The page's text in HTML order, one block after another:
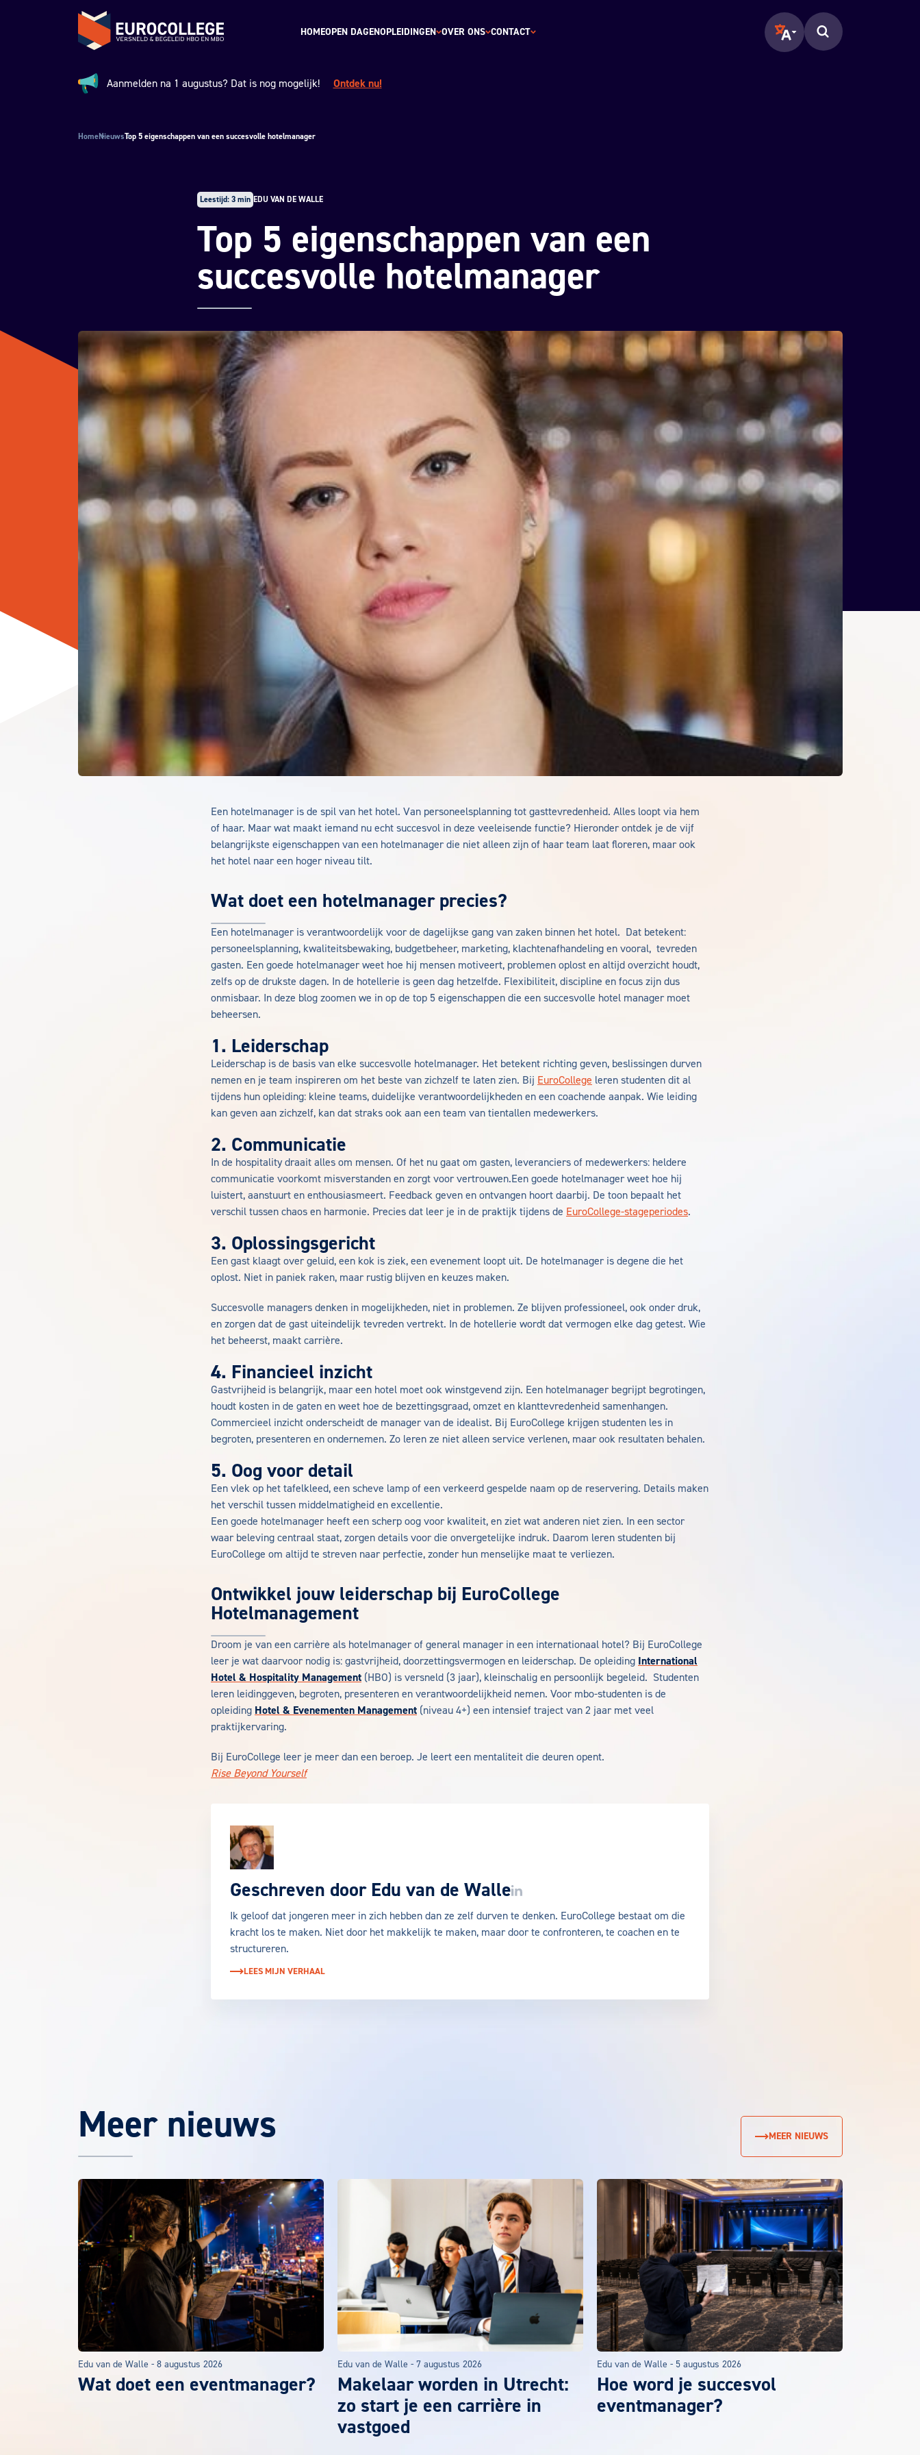
Spring naar hoofdinhoudTerug naar de homepage
HOMEOPEN DAGENOPLEIDINGEN OVER ONS CONTACT Translate page to another
Zoeken op de pagina.
Aankondiging:
Aanmelden na 1 augustus? Dat is nog mogelijk! Ontdek nu!
HomeNieuwsTop 5 eigenschappen van een succesvolle hotelmanager
Leestijd: 3 min EDU VAN DE WALLE
Top 5 eigenschappen van een
succesvolle hotelmanager
Een hotelmanager is de spil van het hotel. Van personeelsplanning tot gasttevredenheid. Alles loopt via hem
of haar. Maar wat maakt iemand nu echt succesvol in deze veeleisende functie? Hieronder ontdek je de vijf
belangrijkste eigenschappen van een hotelmanager die niet alleen zijn of haar team laat floreren, maar ook
het hotel naar een hoger niveau tilt.
Wat doet een hotelmanager precies?
Een hotelmanager is verantwoordelijk voor de dagelijkse gang van zaken binnen het hotel. Dat betekent:
personeelsplanning, kwaliteitsbewaking, budgetbeheer, marketing, klachtenafhandeling en vooral, tevreden
gasten. Een goede hotelmanager weet hoe hij mensen motiveert, problemen oplost en altijd overzicht houdt,
zelfs op de drukste dagen. In de hotellerie is geen dag hetzelfde. Flexibiliteit, discipline en focus zijn dus
onmisbaar. In deze blog zoomen we in op de top 5 eigenschappen die een succesvolle hotel manager moet
beheersen.
1. Leiderschap
Leiderschap is de basis van elke succesvolle hotelmanager. Het betekent richting geven, beslissingen durven
nemen en je team inspireren om het beste van zichzelf te laten zien. Bij EuroCollege leren studenten dit al
tijdens hun opleiding: kleine teams, duidelijke verantwoordelijkheden en een coachende aanpak. Wie leiding
kan geven aan zichzelf, kan dat straks ook aan een team van tientallen medewerkers.
2. Communicatie
In de hospitality draait alles om mensen. Of het nu gaat om gasten, leveranciers of medewerkers: heldere
communicatie voorkomt misverstanden en zorgt voor vertrouwen.Een goede hotelmanager weet hoe hij
luistert, aanstuurt en enthousiasmeert. Feedback geven en ontvangen hoort daarbij. De toon bepaalt het
verschil tussen chaos en harmonie. Precies dat leer je in de praktijk tijdens de EuroCollege-stageperiodes.
3. Oplossingsgericht
Een gast klaagt over geluid, een kok is ziek, een evenement loopt uit. De hotelmanager is degene die het
oplost. Niet in paniek raken, maar rustig blijven en keuzes maken.
Succesvolle managers denken in mogelijkheden, niet in problemen. Ze blijven professioneel, ook onder druk,
en zorgen dat de gast uiteindelijk tevreden vertrekt. In de hotellerie wordt dat vermogen elke dag getest. Wie
het beheerst, maakt carrière.
4. Financieel inzicht
Gastvrijheid is belangrijk, maar een hotel moet ook winstgevend zijn. Een hotelmanager begrijpt begrotingen,
houdt kosten in de gaten en weet hoe de bezettingsgraad, omzet en klanttevredenheid samenhangen.
Commercieel inzicht onderscheidt de manager van de idealist. Bij EuroCollege krijgen studenten les in
begroten, presenteren en ondernemen. Zo leren ze niet alleen service verlenen, maar ook resultaten behalen.
5. Oog voor detail
Een vlek op het tafelkleed, een scheve lamp of een verkeerd gespelde naam op de reservering. Details maken
het verschil tussen middelmatigheid en excellentie.
Een goede hotelmanager heeft een scherp oog voor kwaliteit, en ziet wat anderen niet zien. In een sector
waar beleving centraal staat, zorgen details voor die onvergetelijke indruk. Daarom leren studenten bij
EuroCollege om altijd te streven naar perfectie, zonder hun menselijke maat te verliezen.
Ontwikkel jouw leiderschap bij EuroCollege
Hotelmanagement
Droom je van een carrière als hotelmanager of general manager in een internationaal hotel? Bij EuroCollege
leer je wat daarvoor nodig is: gastvrijheid, doorzettingsvermogen en leiderschap. De opleiding International
Hotel & Hospitality Management (HBO) is versneld (3 jaar), kleinschalig en persoonlijk begeleid. Studenten
leren leidinggeven, begroten, presenteren en verantwoordelijkheid nemen. Voor mbo-studenten is de
opleiding Hotel & Evenementen Management (niveau 4+) een intensief traject van 2 jaar met veel
praktijkervaring.
Bij EuroCollege leer je meer dan een beroep. Je leert een mentaliteit die deuren opent.
Rise Beyond Yourself
Geschreven doorEdu van de WalleLinkedIn van Edu van de Walle
Ik geloof dat jongeren meer in zich hebben dan ze zelf durven te denken. EuroCollege bestaat om die
kracht los te maken. Niet door het makkelijk te maken, maar door te confronteren, te coachen en te
structureren.
LEES MIJN VERHAAL
Meer nieuws MEER NIEUWS
Edu van de Walle - 8 augustus 2026
Wat doet een eventmanager?
Edu van de Walle - 7 augustus 2026
Makelaar worden in Utrecht:
zo start je een carrière in
vastgoed
Edu van de Walle - 5 augustus 2026
Hoe word je succesvol
eventmanager?